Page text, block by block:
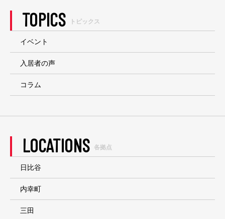
TOPICS トピックス
イベント
入居者の声
コラム
LOCATIONS 各拠点
日比谷
内幸町
三田